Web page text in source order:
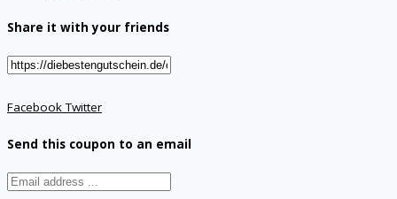
Share it with your friends
FacebookTwitter
Send this coupon to an email